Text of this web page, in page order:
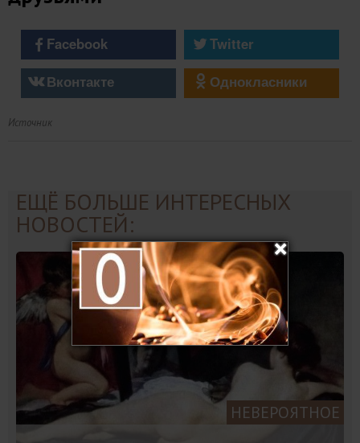
Facebook
Twitter
Вконтакте
Однокласники
Источник
ЕЩЁ БОЛЬШЕ ИНТЕРЕСНЫХ
НОВОСТЕЙ:
НЕВЕРОЯТНОЕ